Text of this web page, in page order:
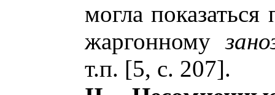
могла
жаргонному
т.п. [5, с. 207].